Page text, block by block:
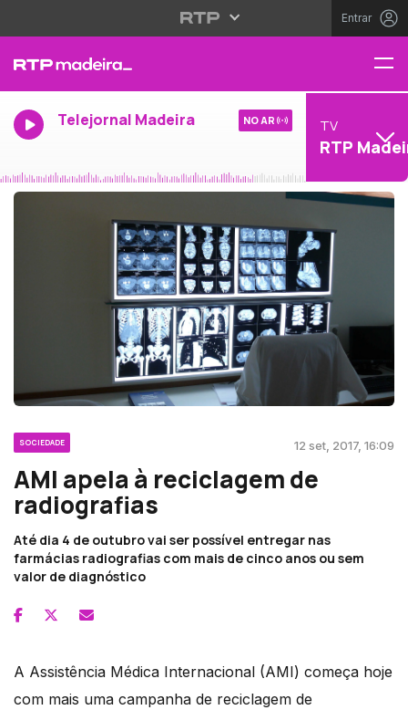
Entrar
Telejornal Madeira NO AR TV
RTP
SOCIEDADE 12 set, 2017, 16:09
AMI apela à reciclagem de
radiografias
Até dia 4 de outubro vai ser possível entregar nas
farmácias radiografias com mais de cinco anos ou sem
valor de diagnóstico
A Assistência Médica Internacional (AMI) começa hoje
com mais uma campanha de reciclagem de